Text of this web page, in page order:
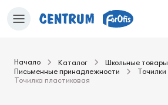
в корзину
Начало Каталог
Школьные товары
Письменные принадлежности
Точилки
Точилка пластиковая